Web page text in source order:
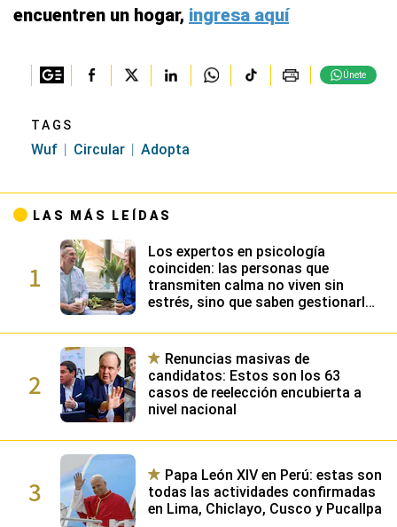
encuentren un hogar, ingresa aquí
Únete
TAGS
Wuf Circular Adopta
LAS MÁS LEÍDAS
1
Los expertos en psicología
coinciden: las personas que
transmiten calma no viven sin
estrés, sino que saben gestionarlo
emocional
2
Renuncias masivas de
candidatos: Estos son los 63
casos de reelección encubierta a
nivel nacional
3
Papa León XIV en Perú: estas son
todas las actividades confirmadas
en Lima, Chiclayo, Cusco y Pucallpa